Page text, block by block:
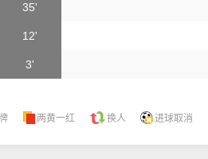
35'
12'
3'
两黄一红 换人 进球取消